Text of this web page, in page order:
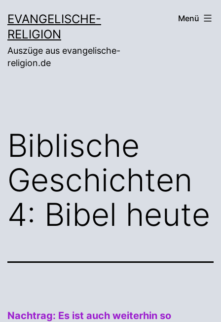
Inhalt
springen
EVANGELISCHE-
RELIGION
Auszüge aus evangelische-
religion.de
Menü
Biblische
Geschichten
4: Bibel heute
Nachtrag: Es ist auch weiterhin so